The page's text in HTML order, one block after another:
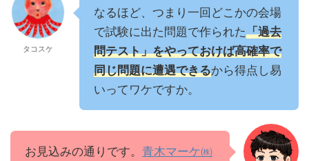
タコスケ
なるほど、つまり一回どこかの会場
で試験に出た問題で作られた「過去
問テスト」をやっておけば高確率で
同じ問題に遭遇できるから得点し易
いってワケですか。
お見込みの通りです。 青木マーケ㈱